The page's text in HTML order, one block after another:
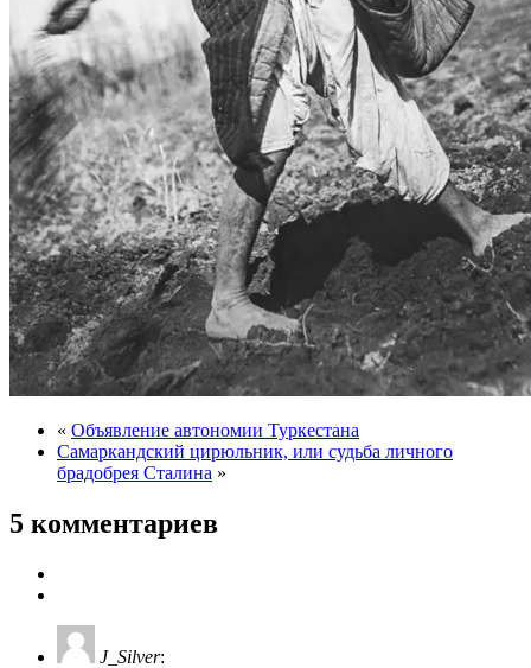
« Объявление автономии Туркестана
Самаркандский цирюльник, или судьба личного
брадобрея Сталина »
5 комментариев
J_Silver: